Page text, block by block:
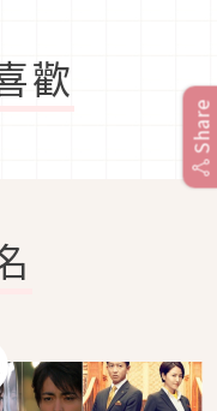
歡
Share